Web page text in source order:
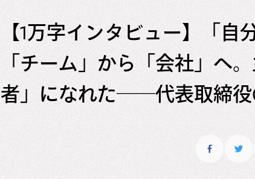
【1万字インタビュー】「自
「チーム」から「会社」へ
者」になれた──代表取締役